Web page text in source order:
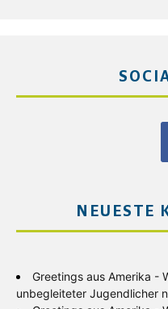
NEUESTE
Greetings aus Amerika -
unbegleiteter Jugendlicher